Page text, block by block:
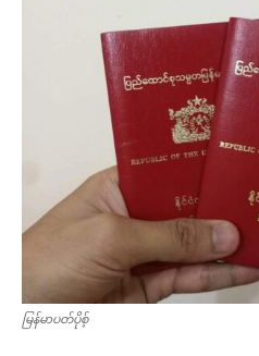
မြန်မာပတ်ပိုစ့်